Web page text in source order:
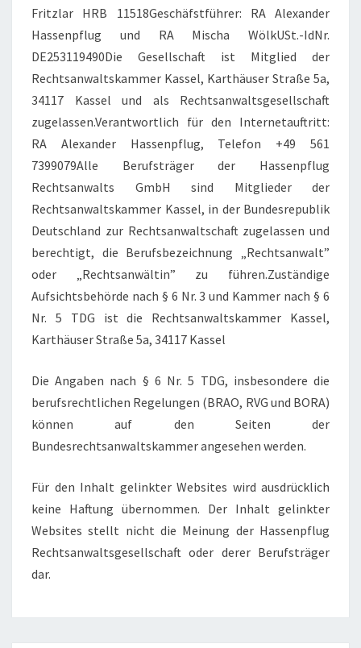
Fritzlar HRB 11518Geschäfstführer: RA Alexander
Hassenpflug und RA Mischa WölkUSt.-IdNr.
DE253119490Die Gesellschaft ist Mitglied der
Rechtsanwaltskammer Kassel, Karthäuser Straße 5a,
34117 Kassel und als Rechtsanwaltsgesellschaft
zugelassen.Verantwortlich für den Internetauftritt:
RA Alexander Hassenpflug, Telefon +49 561
7399079Alle Berufsträger der Hassenpflug
Rechtsanwalts GmbH sind Mitglieder der
Rechtsanwaltskammer Kassel, in der Bundesrepublik
Deutschland zur Rechtsanwaltschaft zugelassen und
berechtigt, die Berufsbezeichnung „Rechtsanwalt”
oder „Rechtsanwältin” zu führen.Zuständige
Aufsichtsbehörde nach § 6 Nr. 3 und Kammer nach § 6
Nr. 5 TDG ist die Rechtsanwaltskammer Kassel,
Karthäuser Straße 5a, 34117 Kassel
Die Angaben nach § 6 Nr. 5 TDG, insbesondere die
berufsrechtlichen Regelungen (BRAO, RVG und BORA)
können auf den Seiten der
Bundesrechtsanwaltskammer angesehen werden.
Für den Inhalt gelinkter Websites wird ausdrücklich
keine Haftung übernommen. Der Inhalt gelinkter
Websites stellt nicht die Meinung der Hassenpflug
Rechtsanwaltsgesellschaft oder derer Berufsträger
dar.